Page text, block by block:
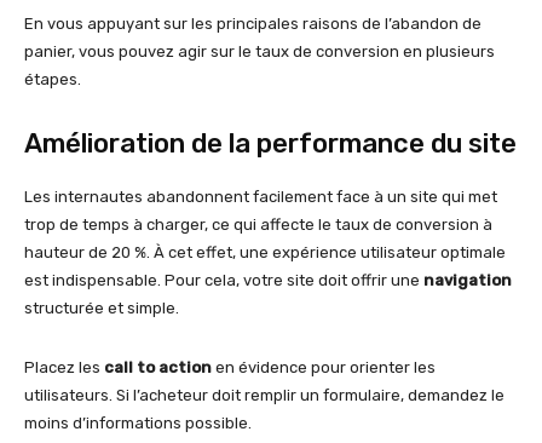
En vous appuyant sur les principales raisons de l’abandon de
panier, vous pouvez agir sur le taux de conversion en plusieurs
étapes.
Amélioration de la performance du site
Les internautes abandonnent facilement face à un site qui met
trop de temps à charger, ce qui affecte le taux de conversion à
hauteur de 20 %. À cet effet, une expérience utilisateur optimale
est indispensable. Pour cela, votre site doit offrir une navigation
structurée et simple.
Placez les call to action en évidence pour orienter les
utilisateurs. Si l’acheteur doit remplir un formulaire, demandez le
moins d’informations possible.